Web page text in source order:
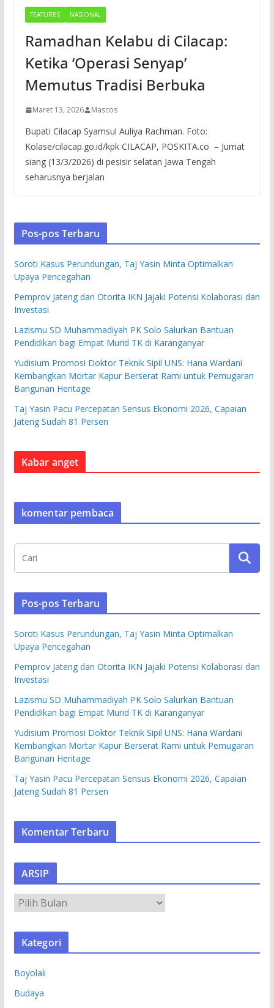
FEATURES NASIONAL
Ramadhan Kelabu di Cilacap:
Ketika ‘Operasi Senyap’
Memutus Tradisi Berbuka
Maret 13, 2026 Mascos
Bupati Cilacap Syamsul Auliya Rachman. Foto:
Kolase/cilacap.go.id/kpk CILACAP, POSKITA.co – Jumat
siang (13/3/2026) di pesisir selatan Jawa Tengah
seharusnya berjalan
Pos-pos Terbaru
Soroti Kasus Perundungan, Taj Yasin Minta Optimalkan
Upaya Pencegahan
Pemprov Jateng dan Otorita IKN Jajaki Potensi Kolaborasi dan
Investasi
Lazismu SD Muhammadiyah PK Solo Salurkan Bantuan
Pendidikan bagi Empat Murid TK di Karanganyar
Yudisium Promosi Doktor Teknik Sipil UNS: Hana Wardani
Kembangkan Mortar Kapur Berserat Rami untuk Pemugaran
Bangunan Heritage
Taj Yasin Pacu Percepatan Sensus Ekonomi 2026, Capaian
Jateng Sudah 81 Persen
Kabar anget
komentar pembaca
Pos-pos Terbaru
Soroti Kasus Perundungan, Taj Yasin Minta Optimalkan
Upaya Pencegahan
Pemprov Jateng dan Otorita IKN Jajaki Potensi Kolaborasi dan
Investasi
Lazismu SD Muhammadiyah PK Solo Salurkan Bantuan
Pendidikan bagi Empat Murid TK di Karanganyar
Yudisium Promosi Doktor Teknik Sipil UNS: Hana Wardani
Kembangkan Mortar Kapur Berserat Rami untuk Pemugaran
Bangunan Heritage
Taj Yasin Pacu Percepatan Sensus Ekonomi 2026, Capaian
Jateng Sudah 81 Persen
Komentar Terbaru
ARSIP
S
Kategori
Boyolali
Budaya